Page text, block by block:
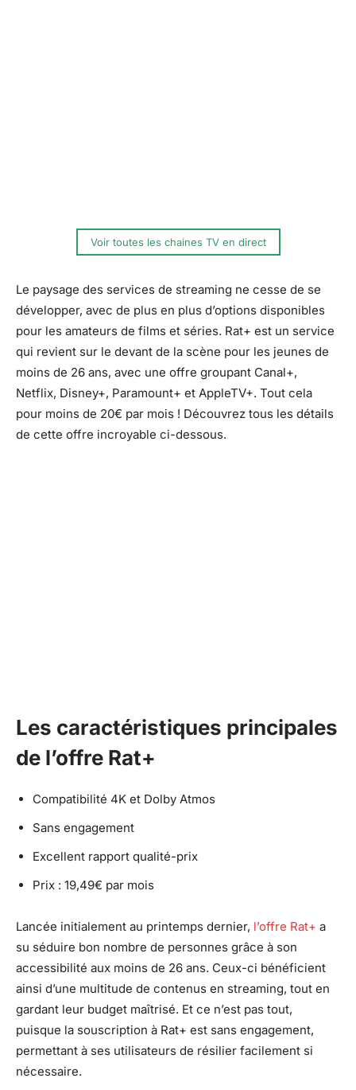
Voir toutes les chaines TV en direct
Le paysage des services de streaming ne cesse de se
développer, avec de plus en plus d’options disponibles
pour les amateurs de films et séries. Rat+ est un service
qui revient sur le devant de la scène pour les jeunes de
moins de 26 ans, avec une offre groupant Canal+,
Netflix, Disney+, Paramount+ et AppleTV+. Tout cela
pour moins de 20€ par mois ! Découvrez tous les détails
de cette offre incroyable ci-dessous.
Les caractéristiques principales
de l’offre Rat+
Compatibilité 4K et Dolby Atmos
Sans engagement
Excellent rapport qualité-prix
Prix : 19,49€ par mois
Lancée initialement au printemps dernier, l’offre Rat+ a
su séduire bon nombre de personnes grâce à son
accessibilité aux moins de 26 ans. Ceux-ci bénéficient
ainsi d’une multitude de contenus en streaming, tout en
gardant leur budget maîtrisé. Et ce n’est pas tout,
puisque la souscription à Rat+ est sans engagement,
permettant à ses utilisateurs de résilier facilement si
nécessaire.